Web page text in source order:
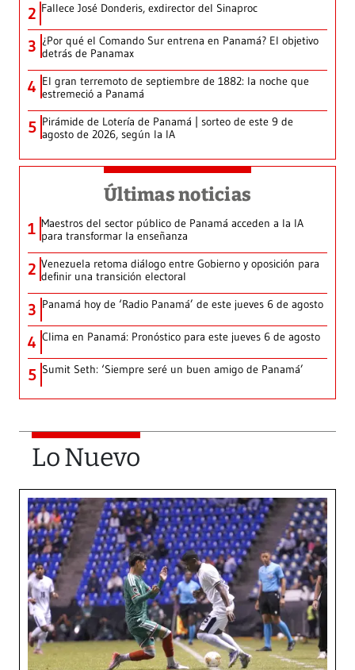
2 Fallece José Donderis, exdirector del Sinaproc
3 ¿Por qué el Comando Sur entrena en Panamá? El objetivo
detrás de Panamax
4 El gran terremoto de septiembre de 1882: la noche que
estremeció a Panamá
5 Pirámide de Lotería de Panamá | sorteo de este 9 de
agosto de 2026, según la IA
Últimas noticias
1 Maestros del sector público de Panamá acceden a la IA
para transformar la enseñanza
2 Venezuela retoma diálogo entre Gobierno y oposición para
definir una transición electoral
3 Panamá hoy de ‘Radio Panamá’ de este jueves 6 de agosto
4 Clima en Panamá: Pronóstico para este jueves 6 de agosto
5 Sumit Seth: ‘Siempre seré un buen amigo de Panamá’
Lo Nuevo